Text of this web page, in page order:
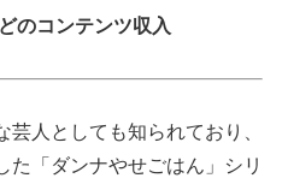
のコンテンツ収入
人としても知られており、
た「ダンナやせごはん」シリ